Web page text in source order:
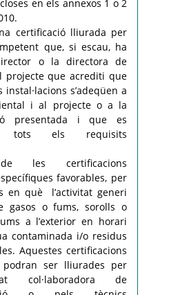
en els annexos 1 o 2
certificació lliurada per
que, si escau, ha
o la directora de
projecte que acrediti que
instal·lacions s’adeqüen a
i al projecte o a la
presentada i que es
tots els requisits
les certificacions
favorables, per
en què l’activitat generi
gasos o fums, sorolls o
a l’exterior en horari
contaminada i/o residus
Aquestes certificacions
podran ser lliurades per
col·laboradora de